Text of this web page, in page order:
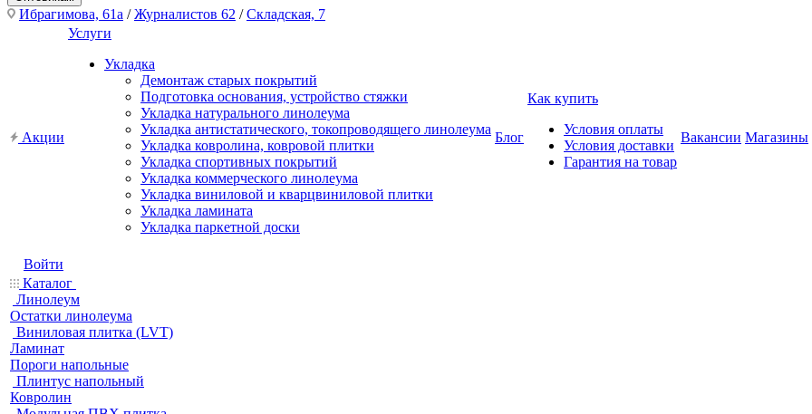
Ибрагимова, 61а /Журналистов 62 /Складская, 7
Акции
Услуги
Укладка
Демонтаж старых покрытий
Подготовка основания, устройство стяжки
Укладка натурального линолеума
Укладка антистатического, токопроводящего линолеума
Укладка ковролина, ковровой плитки
Укладка спортивных покрытий
Укладка коммерческого линолеума
Укладка виниловой и кварцвиниловой плитки
Укладка ламината
Укладка паркетной доски
Блог
Как купить
Условия оплаты
Условия доставки
Гарантия на товар
Вакансии Магазины
Войти
Каталог
Линолеум
Остатки линолеума
Виниловая плитка (LVT)
Ламинат
Пороги напольные
Плинтус напольный
Ковролин